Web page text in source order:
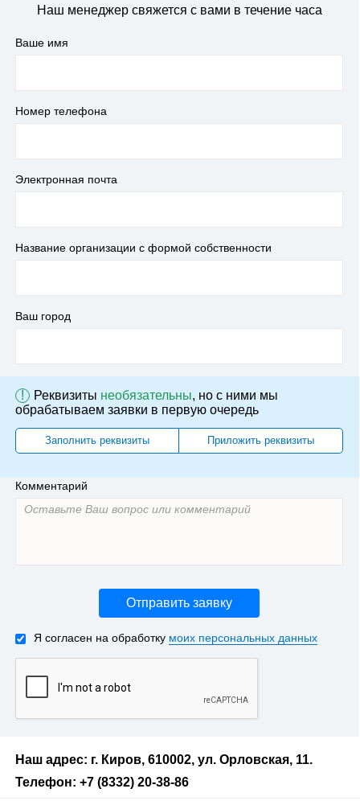
Наш менеджер свяжется с вами в течение часа
Ваше имя
Номер телефона
Электронная почта
Название организации с формой собственности
Ваш город
! Реквизиты необязательны, но с ними мы
обрабатываем заявки в первую очередь
Заполнить реквизиты Приложить реквизиты
Комментарий
Отправить заявку
Я согласен на обработку моих персональных данных
Наш адрес: г. Киров, 610002, ул. Орловская, 11.
Телефон: +7 (8332) 20-38-86